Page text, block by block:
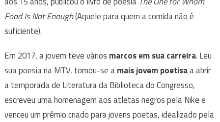
Food Is Not Enough(Aquele para quem a comida não é
suficiente).
Em 2017, a jovem teve vários marcos em sua carreira. Leu
sua poesia na MTV, tornou-se amais jovem poetisaa abrir
a temporada de Literatura da Biblioteca do Congresso,
escreveu uma homenagem aos atletas negros pela Nike e
venceu um prêmio criado para jovens poetas, idealizado pela